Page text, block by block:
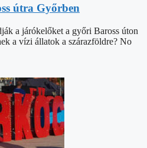
útra Győrben
a járókelőket a győri Baross úton
a vízi állatok a szárazföldre? No